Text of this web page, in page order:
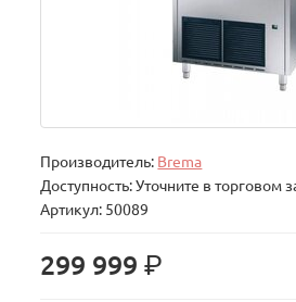
Производитель: Brema
Доступность: Уточните в торговом
Артикул: 50089
299 999р.